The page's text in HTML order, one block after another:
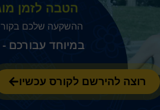
הטבה לזמן
ההשקעה שלכם
רוצה להירשם לקורס עכשיו